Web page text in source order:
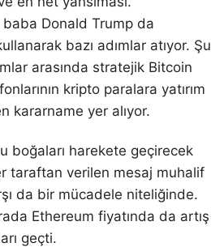
baba Donald Trump da
bazı adımlar atıyor. Şu
arasında stratejik Bitcoin
kripto paralara yatırım
kararname yer alıyor.
boğaları harekete geçirecek
taraftan verilen mesaj muhalif
da bir mücadele niteliğinde.
Ethereum fiyatında da artış
geçti.